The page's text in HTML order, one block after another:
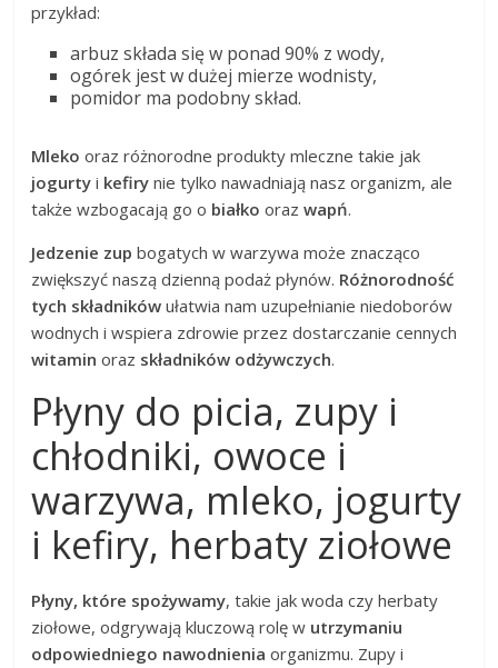
przykład:
arbuz składa się w ponad 90% z wody,
ogórek jest w dużej mierze wodnisty,
pomidor ma podobny skład.
Mleko oraz różnorodne produkty mleczne takie jak
jogurty i kefiry nie tylko nawadniają nasz organizm, ale
także wzbogacają go o białko orazwapń.
Jedzenie zup bogatych w warzywa może znacząco
zwiększyć naszą dzienną podaż płynów. Różnorodność
tych składników ułatwia nam uzupełnianie niedoborów
wodnych i wspiera zdrowie przez dostarczanie cennych
witamin oraz składników odżywczych.
Płyny do picia, zupy i
chłodniki, owoce i
warzywa, mleko, jogurty
i kefiry, herbaty ziołowe
Płyny, które spożywamy, takie jak woda czy herbaty
ziołowe, odgrywają kluczową rolę w utrzymaniu
odpowiedniego nawodnienia organizmu. Zupy i